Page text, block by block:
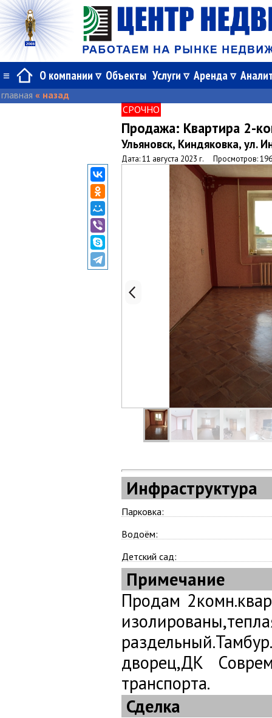
≡ О компании Объекты Услуги Аренда
главная « назад
СРОЧНО
Продажа: Квартира 2-
Ульяновск, Киндяковка, ул.
Дата: 11 августа 2023 г. Просмотров:
Инфраструктура
Парковка:
Водоём:
Детский сад:
Примечание
Продам
дворец,ДК
транспорта.
Сделка